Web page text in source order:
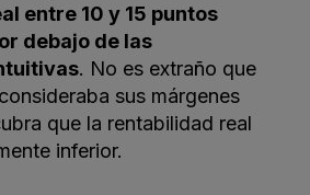
entre 10 y 15 puntos
debajo de las
. No es extraño que
sus márgenes
que la rentabilidad real
inferior.